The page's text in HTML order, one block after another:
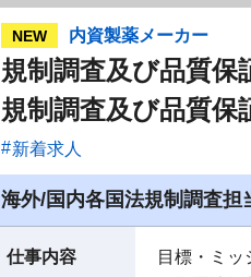
NEW 内資製薬メーカー
規制調査及び品質保
規制調査及び品質保
新着求人
海外/国内各国法規制調査
仕事内容
目標・ミッ